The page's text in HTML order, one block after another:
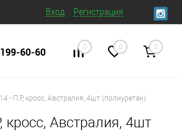
Вход Регистрация
0 0 0
- П.Р, кросс, Австралия, 4шт (полиуретан)
кросс, Австралия, 4шт